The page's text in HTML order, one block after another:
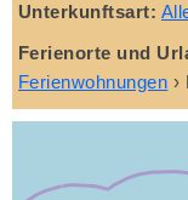
Unterkunftsart:
Ferienorte und
Ferienwohnungen ›